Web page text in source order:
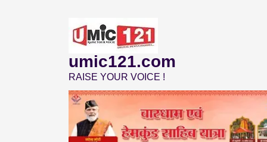
umic121.com
RAISE YOUR VOICE !